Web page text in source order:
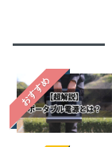
おすすめ